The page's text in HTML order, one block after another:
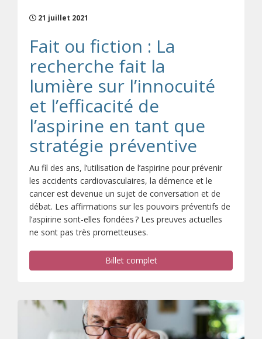
21 juillet 2021
Fait ou fiction : La
recherche fait la
lumière sur l’innocuité
et l’efficacité de
l’aspirine en tant que
stratégie préventive
Au fil des ans, l’utilisation de l’aspirine pour prévenir
les accidents cardiovasculaires, la démence et le
cancer est devenue un sujet de conversation et de
débat. Les affirmations sur les pouvoirs préventifs de
l’aspirine sont-elles fondées ? Les preuves actuelles
ne sont pas très prometteuses.
Billet complet